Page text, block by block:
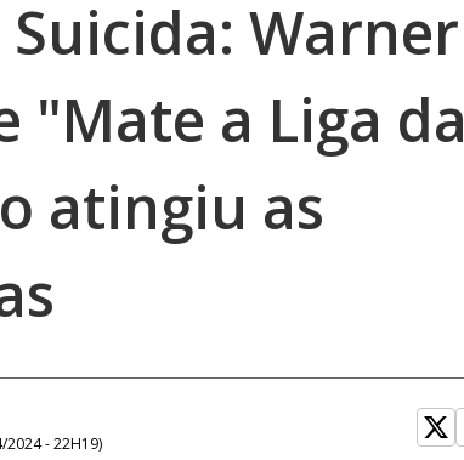
Warner
"Mate a Liga da
atingiu as
2024 - 22H19)